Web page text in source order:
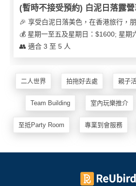
(暫時不接受預約) 白泥日落露營
👥 適合 3 至 5 人
二人世界 拍拖好去處 親子
Team Building 室內玩樂推介
至抵Party Room 專業到會服務